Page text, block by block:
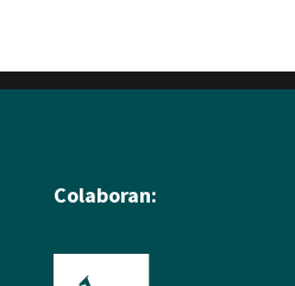
Colaboran: